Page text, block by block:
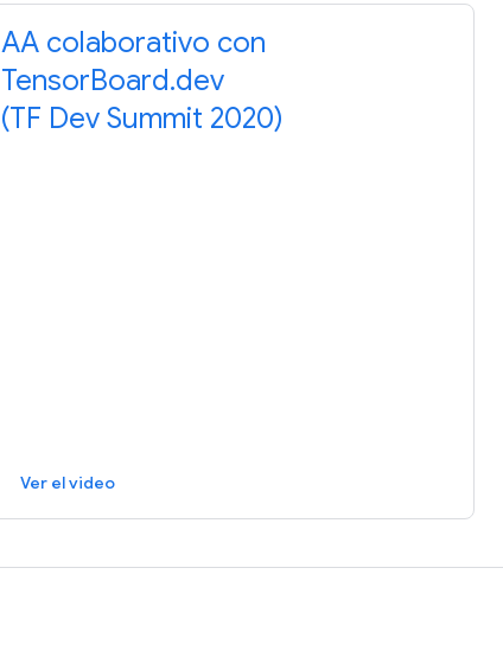
AA colaborativo con
TensorBoard.dev
(TF Dev Summit 2020)
Ver el video